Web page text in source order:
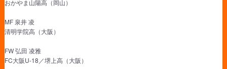
おかやま山陽高（岡山）
MF 泉井 凌
清明学院高（大阪）
FW 弘田 凌雅
FC大阪U-18／堺上高（大阪）